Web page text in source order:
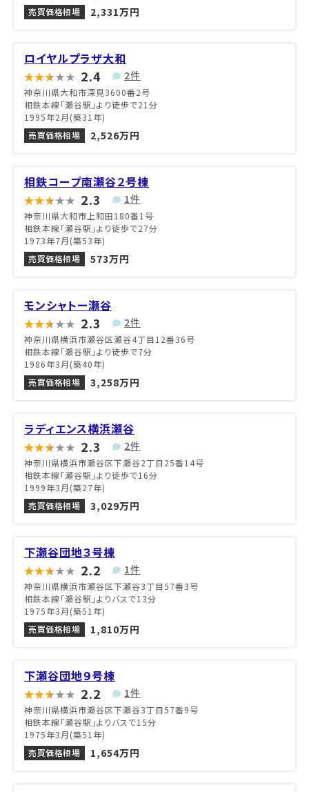
売買価格相場
2,331万円
ロイヤルプラザ大和
2.4 2件
神奈川県大和市深見3600番2号
相鉄本線「瀬谷駅」より徒歩で21分
1995年2月(築31年)
売買価格相場
2,526万円
相鉄コープ南瀬谷２号棟
2.3 1件
神奈川県大和市上和田180番1号
相鉄本線「瀬谷駅」より徒歩で27分
1973年7月(築53年)
売買価格相場
573万円
モンシャトー瀬谷
2.3 2件
神奈川県横浜市瀬谷区瀬谷4丁目12番36号
相鉄本線「瀬谷駅」より徒歩で7分
1986年3月(築40年)
売買価格相場
3,258万円
ラディエンス横浜瀬谷
2.3 2件
神奈川県横浜市瀬谷区下瀬谷2丁目25番14号
相鉄本線「瀬谷駅」より徒歩で16分
1999年3月(築27年)
売買価格相場
3,029万円
下瀬谷団地３号棟
2.2 1件
神奈川県横浜市瀬谷区下瀬谷3丁目57番3号
相鉄本線「瀬谷駅」よりバスで13分
1975年3月(築51年)
売買価格相場
1,810万円
下瀬谷団地９号棟
2.2 1件
神奈川県横浜市瀬谷区下瀬谷3丁目57番9号
相鉄本線「瀬谷駅」よりバスで15分
1975年3月(築51年)
売買価格相場
1,654万円